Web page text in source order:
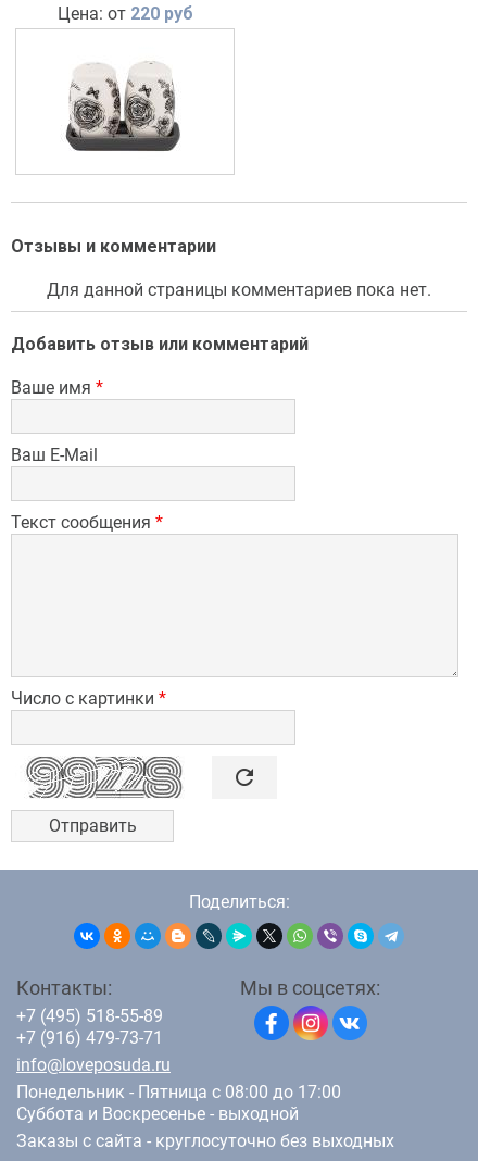
Цена: от 220 руб
Отзывы и комментарии
Для данной страницы комментариев пока нет.
Добавить отзыв или комментарий
Ваше имя *
Ваш E-Mail
Текст сообщения *
Число с картинки *
 refresh
Поделиться:
Контакты:
+7 (495) 518-55-89
+7 (916) 479-73-71
info@loveposuda.ru
Понедельник - Пятница с 08:00 до 17:00
Суббота и Воскресенье - выходной
Заказы с сайта - круглосуточно без выходных
Мы в соцсетях: